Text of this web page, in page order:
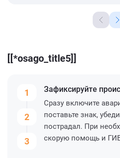
[[*osago_title5]]
1
2
3
Зафиксируйте
Сразу включите
поставьте знак,
пострадал. При
скорую помощь и